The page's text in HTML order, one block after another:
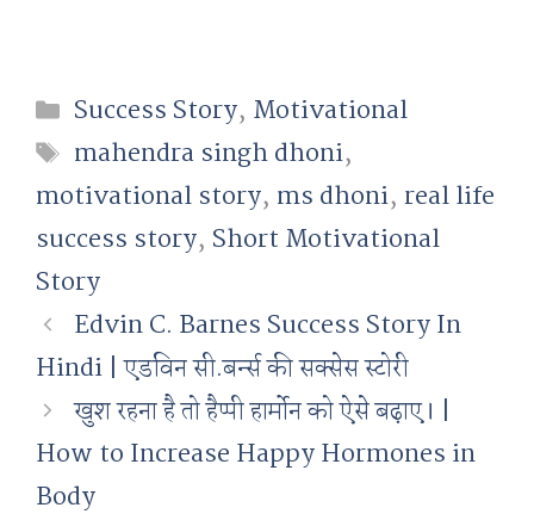
Categories
Success Story, Motivational
Tags
mahendra singh dhoni,
motivational story, ms dhoni, real life
success story, Short Motivational
Story
Edvin C. Barnes Success Story In
Hindi | एडविन सी.बर्न्स की सक्सेस स्टोरी
खुश रहना है तो हैप्पी हार्मोन को ऐसे बढ़ाए। |
How to Increase Happy Hormones in
Body